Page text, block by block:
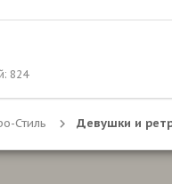
824
Стиль Девушки и